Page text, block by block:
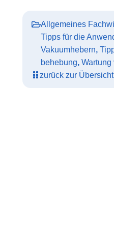
Allgemeines
Tipps für die
Vakuumhebern,
behebung, Wartung
zurück zur Übersicht